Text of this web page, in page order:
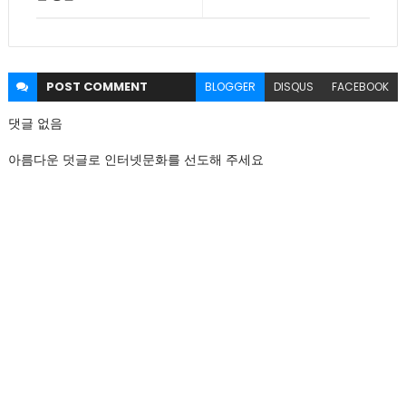
POST COMMENT BLOGGER DISQUS FACEBOOK
댓글 없음
아름다운 덧글로 인터넷문화를 선도해 주세요